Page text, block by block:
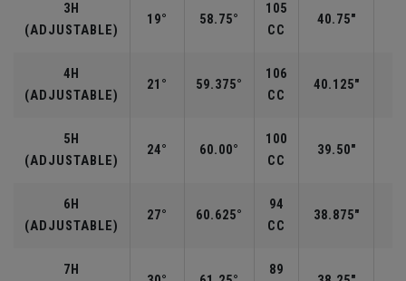
3H
(ADJUSTABLE)
19° 58.75°
105
CC
40.75"
4H
(ADJUSTABLE)
21° 59.375°
106
CC
40.125"
5H
(ADJUSTABLE)
24° 60.00°
100
CC
39.50"
6H
(ADJUSTABLE)
27° 60.625°
94
CC
38.875"
7H 89